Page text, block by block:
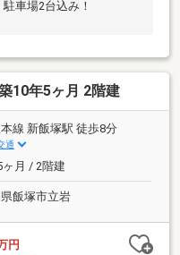
車場2台込み！
10年5ヶ月 2階建
線 新飯塚駅 徒歩8分
通
月 / 2階建
飯塚市立岩
円